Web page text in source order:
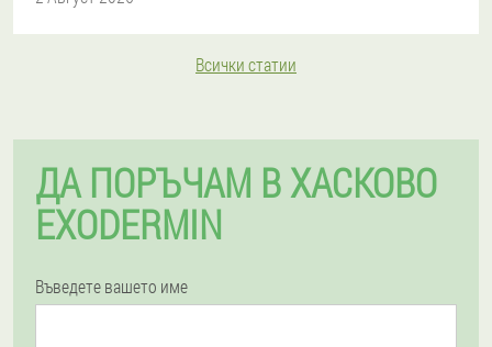
Всички статии
ДА ПОРЪЧАМ В ХАСКОВО
EXODERMIN
Въведете вашето име